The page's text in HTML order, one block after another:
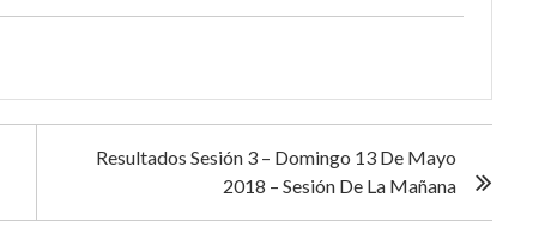
Resultados Sesión 3 – Domingo 13 De Mayo
2018 – Sesión De La Mañana